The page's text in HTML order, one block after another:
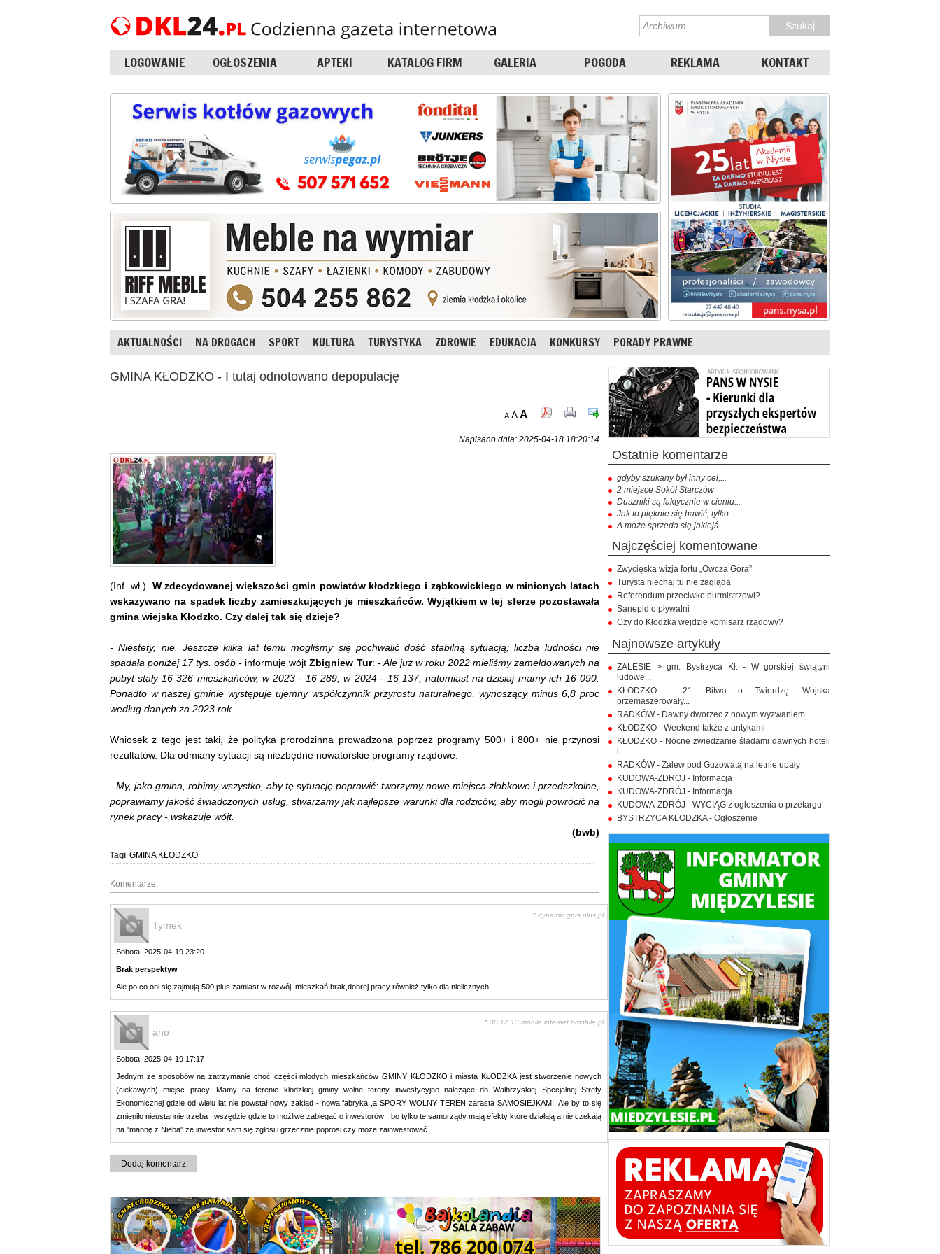
LOGOWANIE OGŁOSZENIA APTEKI KATALOG FIRM GALERIA POGODA REKLAMA KONTAKT
AKTUALNOŚCI NA DROGACH SPORT KULTURA TURYSTYKA ZDROWIE EDUKACJA KONKURSY PORADY PRAWNE
GMINA KŁODZKO - I tutaj odnotowano depopulację
A AA
Napisano dnia: 2025-04-18 18:20:14
(Inf. wł.). W zdecydowanej większości gmin powiatów kłodzkiego i ząbkowickiego w minionych latach
wskazywano na spadek liczby zamieszkujących je mieszkańców. Wyjątkiem w tej sferze pozostawała
gmina wiejska Kłodzko. Czy dalej tak się dzieje?
- Niestety, nie. Jeszcze kilka lat temu mogliśmy się pochwalić dość stabilną sytuacją; liczba ludności nie
spadała poniżej 17 tys. osób - informuje wójtZbigniew Tur: - Ale już w roku 2022 mieliśmy zameldowanych na
pobyt stały 16 326 mieszkańców, w 2023 - 16 289, w 2024 - 16 137, natomiast na dzisiaj mamy ich 16 090.
Ponadto w naszej gminie występuje ujemny współczynnik przyrostu naturalnego, wynoszący minus 6,8 proc
według danych za 2023 rok.
Wniosek z tego jest taki, że polityka prorodzinna prowadzona poprzez programy 500+ i 800+ nie przynosi
rezultatów. Dla odmiany sytuacji są niezbędne nowatorskie programy rządowe.
- My, jako gmina, robimy wszystko, aby tę sytuację poprawić: tworzymy nowe miejsca żłobkowe i przedszkolne,
poprawiamy jakość świadczonych usług, stwarzamy jak najlepsze warunki dla rodziców, aby mogli powrócić na
rynek pracy - wskazuje wójt.
(bwb)
Tagi GMINA KŁODZKO
Komentarze:
Tymek
*.dynamic.gprs.plus.pl
Sobota, 2025-04-19 23:20
Brak perspektyw
Ale po co oni się zajmują 500 plus zamiast w rozwój ,mieszkań brak,dobrej pracy również tylko dla nielicznych.
ano
*.30.12.13.mobile.internet.t-mobile.pl
Sobota, 2025-04-19 17:17
Jednym ze sposobów na zatrzymanie choć części młodych mieszkańców GMINY KŁODZKO i miasta KŁODZKA jest stworzenie nowych
(ciekawych) miejsc pracy. Mamy na terenie kłodzkiej gminy wolne tereny inwestycyjne należące do Wałbrzyskiej Specjalnej Strefy
Ekonomicznej gdzie od wielu lat nie powstał nowy zakład - nowa fabryka ,a SPORY WOLNY TEREN zarasta SAMOSIEJKAMI. Ale by to się
zmieniło nieustannie trzeba , wszędzie gdzie to możliwe zabiegać o inwestorów , bo tylko te samorządy mają efekty które działają a nie czekają
na "mannę z Nieba" że inwestor sam się zgłosi i grzecznie poprosi czy może zainwestować.
Dodaj komentarz
ostatnie komentarze
gdyby szukany był inny cel,...
2 miejsce Sokół Starczów
Duszniki są faktycznie w cieniu...
Jak to pięknie się bawić, tylko...
A może sprzeda się jakiejś...
najczęściej komentowane
Zwycięska wizja fortu „Owcza Góra”
Turysta niechaj tu nie zagląda
Referendum przeciwko burmistrzowi?
Sanepid o pływalni
Czy do Kłodzka wejdzie komisarz rządowy?
najnowsze artykuły
ZALESIE > gm. Bystrzyca Kł. - W górskiej świątyni
ludowe...
KŁODZKO - 21. Bitwa o Twierdzę. Wojska
przemaszerowały...
RADKÓW - Dawny dworzec z nowym wyzwaniem
KŁODZKO - Weekend także z antykami
KŁODZKO - Nocne zwiedzanie śladami dawnych hoteli
i...
RADKÓW - Zalew pod Guzowatą na letnie upały
KUDOWA-ZDRÓJ - Informacja
KUDOWA-ZDRÓJ - Informacja
KUDOWA-ZDRÓJ - WYCIĄG z ogłoszenia o przetargu
BYSTRZYCA KŁODZKA - Ogłoszenie